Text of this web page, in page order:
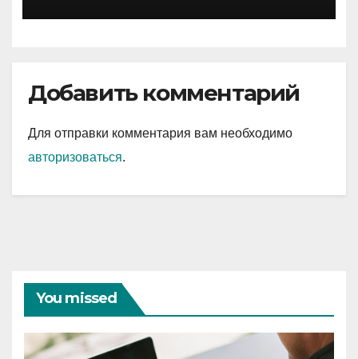
Добавить комментарий
Для отправки комментария вам необходимо
авторизоваться.
You missed